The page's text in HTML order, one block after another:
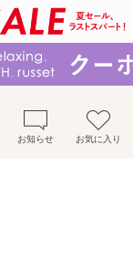
お知らせ お気に入り